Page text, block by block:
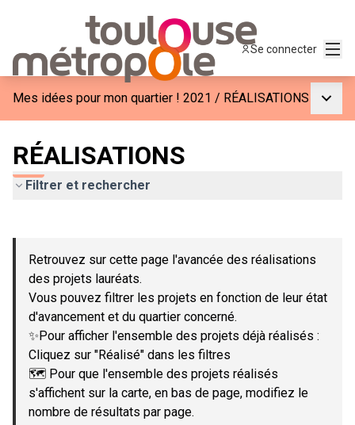
Se connecter
Mes idées pour mon quartier ! 2021 / RÉALISATIONS
RÉALISATIONS
Filtrer et rechercher
−
Retrouvez sur cette page l'avancée des réalisations
des projets lauréats.
Vous pouvez filtrer les projets en fonction de leur état
d'avancement et du quartier concerné.
✨Pour afficher l'ensemble des projets déjà réalisés :
Cliquez sur "Réalisé" dans les filtres
🗺️ Pour que l'ensemble des projets réalisés
s'affichent sur la carte, en bas de page, modifiez le
nombre de résultats par page.